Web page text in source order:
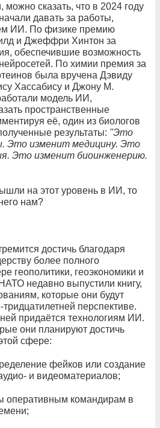
можно сказать, что в 2024 году
давать за работы,
ИИ. По физике премию
и Джеффри Хинтон за
обеспечившие возможность
По химии премия за
была вручена Дэвиду
Хассабису и Джону М.
модель ИИ,
пространственные
её, один из биологов
результаты: "Это
Это изменит медицину. Это
Это изменит биоинженерию.
на этот уровень в ИИ, то
нам?
достичь благодаря
более полного
геополитики, геоэкономики и
недавно выпустили книгу,
которые они будут
перспективе.
придаётся технологиям ИИ.
они планируют достичь
сфере:
фейков или создание
и видеоматериалов;
оперативным командирам в